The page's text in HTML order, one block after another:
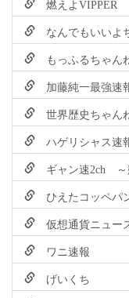
燃えよVIPPER
なんでもいいよ
もっふるちゃん
加藤純一最強速
世界歴史ちゃん
ハゲリシャス速
ギャン速2ch ～
ひえたコッペパ
仮想通貨ニュー
ワニ速報
げいくち